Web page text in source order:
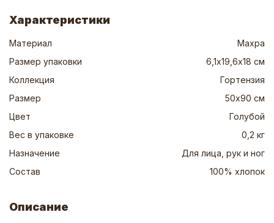
Характеристики
Материал
Махра
Размер упаковки
6,1х19,6х18 см
Коллекция
Гортензия
Размер
50х90 см
Цвет
Голубой
Вес в упаковке
0,2 кг
Назначение
Для лица, рук и ног
Состав
100% хлопок
Описание